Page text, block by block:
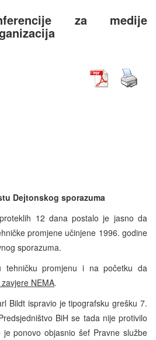
za medije
Dejtonskog sporazuma
12 dana postalo je jasno da
promjene učinjene 1996. godine
sporazuma.
tehničku promjenu i na početku da
NEMA.
Bildt ispravio je tipografsku grešku 7.
BiH se tada nije protivilo
ponovo objasnio šef Pravne službe